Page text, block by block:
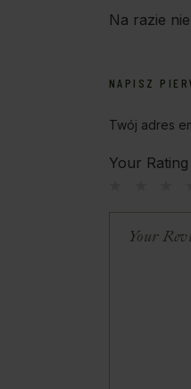
Na razie
NAPISZ
Twój adres
Your Rating